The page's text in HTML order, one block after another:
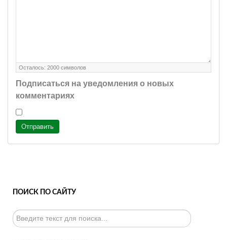
Осталось: 2000 символов
Подписаться на уведомления о новых
комментариях
Отправить
ПОИСК ПО САЙТУ
Искать...